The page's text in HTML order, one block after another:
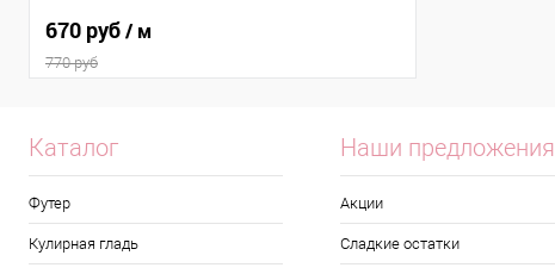
670 руб/ м
770 руб
Каталог
Футер
Кулирная гладь
Наши предложения
Акции
Сладкие остатки